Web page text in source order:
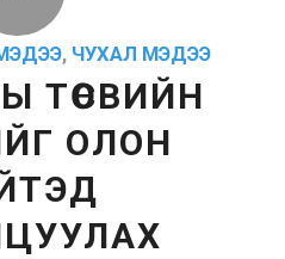
, ЧУХАЛ МЭДЭЭ
ТӨСВИЙН
ОЛОН